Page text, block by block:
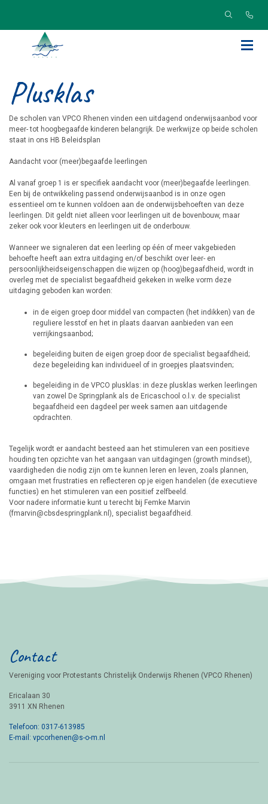
Plusklas
De scholen van VPCO Rhenen vinden een uitdagend onderwijsaanbod voor
meer- tot hoogbegaafde kinderen belangrijk. De werkwijze op beide scholen
staat in ons HB Beleidsplan
Aandacht voor (meer)begaafde leerlingen
Al vanaf groep 1 is er specifiek aandacht voor (meer)begaafde leerlingen.
Een bij de ontwikkeling passend onderwijsaanbod is in onze ogen
essentieel om te kunnen voldoen aan de onderwijsbehoeften van deze
leerlingen. Dit geldt niet alleen voor leerlingen uit de bovenbouw, maar
zeker ook voor kleuters en leerlingen uit de onderbouw.
Wanneer we signaleren dat een leerling op één of meer vakgebieden
behoefte heeft aan extra uitdaging en/of beschikt over leer- en
persoonlijkheidseigenschappen die wijzen op (hoog)begaafdheid, wordt in
overleg met de specialist begaafdheid gekeken in welke vorm deze
uitdaging geboden kan worden:
in de eigen groep door middel van compacten (het indikken) van de
reguliere lesstof en het in plaats daarvan aanbieden van een
verrijkingsaanbod;
begeleiding buiten de eigen groep door de specialist begaafdheid;
deze begeleiding kan individueel of in groepjes plaatsvinden;
begeleiding in de VPCO plusklas: in deze plusklas werken leerlingen
van zowel De Springplank als de Ericaschool o.l.v. de specialist
begaafdheid een dagdeel per week samen aan uitdagende
opdrachten.
Tegelijk wordt er aandacht besteed aan het stimuleren van een positieve
houding ten opzichte van het aangaan van uitdagingen (growth mindset),
vaardigheden die nodig zijn om te kunnen leren en leven, zoals plannen,
omgaan met frustraties en reflecteren op je eigen handelen (de executieve
functies) en het stimuleren van een positief zelfbeeld.
Voor nadere informatie kunt u terecht bij Femke Marvin
(fmarvin@cbsdespringplank.nl), specialist begaafdheid.
Contact
Vereniging voor Protestants Christelijk Onderwijs Rhenen (VPCO Rhenen)
Ericalaan 30
3911 XN Rhenen
Telefoon: 0317-613985
E-mail: vpcorhenen@s-o-m.nl